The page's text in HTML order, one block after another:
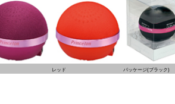
レッド パッケージ(ブラック)